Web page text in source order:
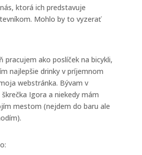
ktorá ich predstavuje
Mohlo by to vyzerať
pracujem ako poslíček na bicykli,
najlepšie drinky v príjemnom
webstránka. Bývam v
Igora a niekedy mám
mestom (nejdem do baru ale